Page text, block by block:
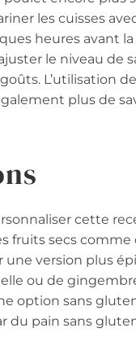
les cuisses
heures avant la
le niveau de
L’utilisation
plus de
cette
fruits secs comme
une version plus
ou de
option sans
du pain sans